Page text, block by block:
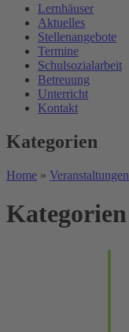
Lernhäuser
Aktuelles
Stellenangebote
Termine
Schulsozialarbeit
Betreuung
Unterricht
Kontakt
Kategorien
Home » Veranstaltungen
Kategorien